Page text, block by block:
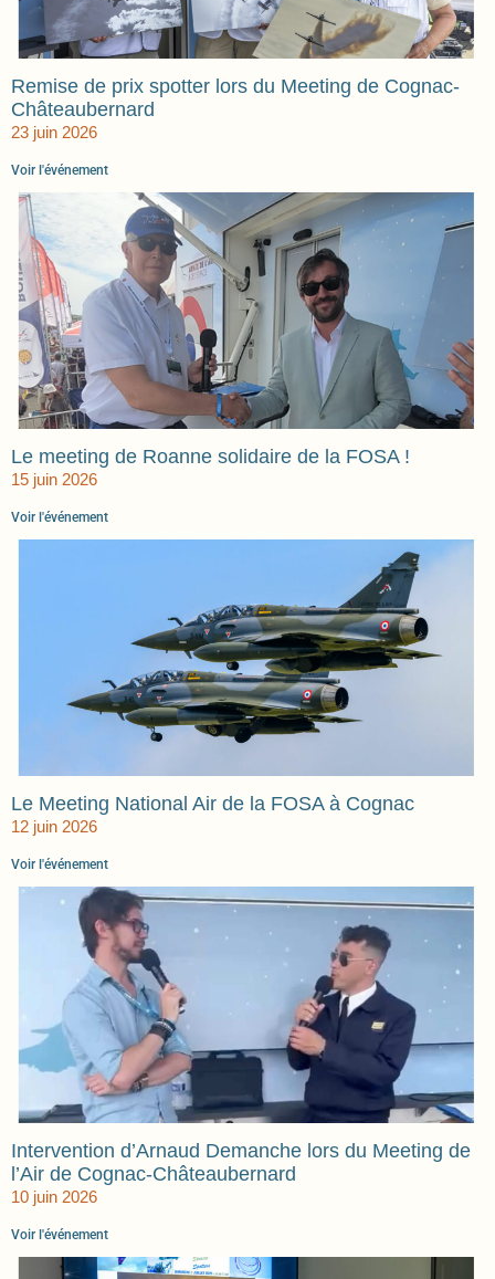
Remise de prix spotter lors du Meeting de Cognac-
Châteaubernard
23 juin 2026
Voir l'événement
Le meeting de Roanne solidaire de la FOSA !
15 juin 2026
Voir l'événement
Le Meeting National Air de la FOSA à Cognac
12 juin 2026
Voir l'événement
Intervention d’Arnaud Demanche lors du Meeting de
l’Air de Cognac-Châteaubernard
10 juin 2026
Voir l'événement